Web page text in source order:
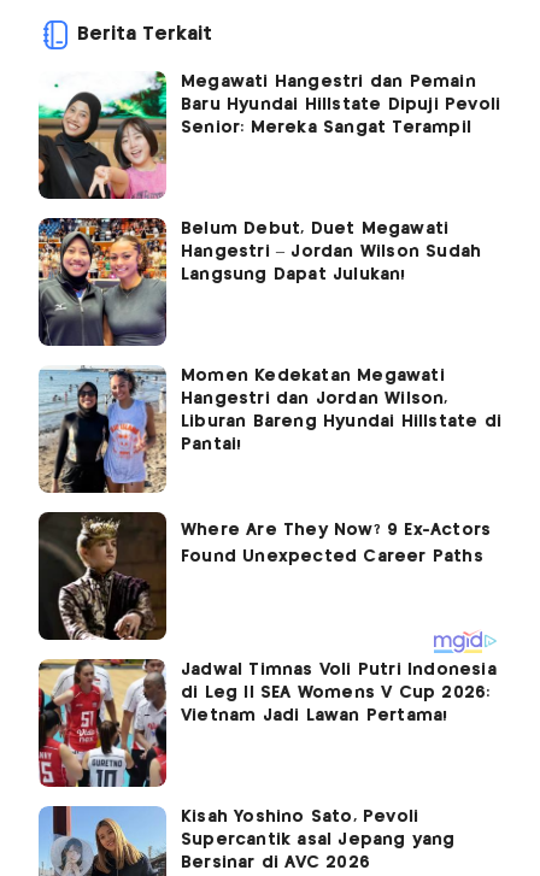
Berita Terkait
Megawati Hangestri dan Pemain
Baru Hyundai Hillstate Dipuji Pevoli
Senior: Mereka Sangat Terampil
Belum Debut, Duet Megawati
Hangestri – Jordan Wilson Sudah
Langsung Dapat Julukan!
Momen Kedekatan Megawati
Hangestri dan Jordan Wilson,
Liburan Bareng Hyundai Hillstate di
Pantai!
Jadwal Timnas Voli Putri Indonesia
di Leg II SEA Womens V Cup 2026:
Vietnam Jadi Lawan Pertama!
Kisah Yoshino Sato, Pevoli
Supercantik asal Jepang yang
Bersinar di AVC 2026